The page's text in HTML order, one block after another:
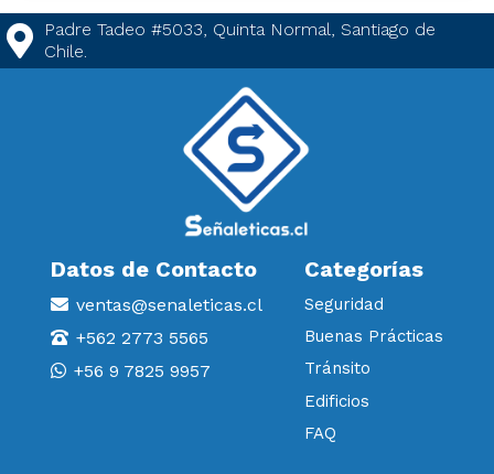
Padre Tadeo #5033, Quinta Normal, Santiago de
Chile.
Datos de Contacto
ventas@senaleticas.cl
+562 2773 5565
+56 9 7825 9957
Categorías
Seguridad
Buenas Prácticas
Tránsito
Edificios
FAQ